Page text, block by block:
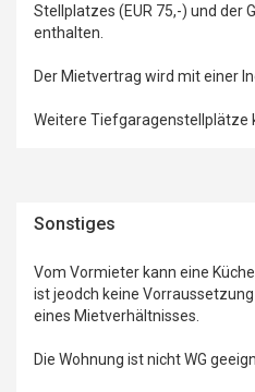
Stellplatzes (EUR 75,-) und der
enthalten.
Der Mietvertrag wird mit einer
Weitere Tiefgaragenstellplätze
Sonstiges
Vom Vormieter kann eine
ist jeodch keine
eines Mietverhältnisses.
Die Wohnung ist nicht WG